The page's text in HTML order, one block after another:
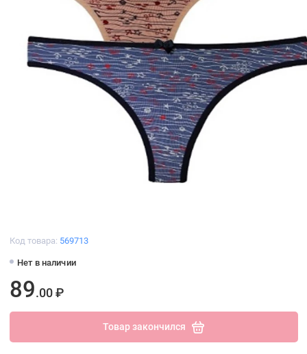
Код товара: 569713
Нет в наличии
89.00 ₽
Товар закончился